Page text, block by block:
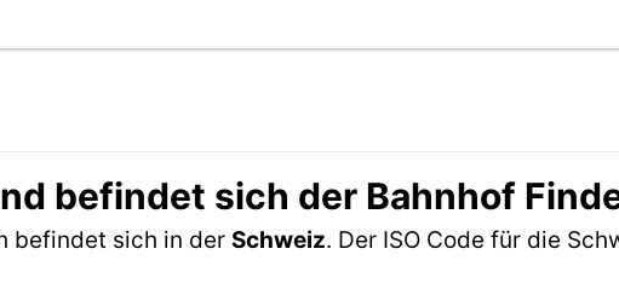
befindet sich der Bahnhof
befindet sich in der Schweiz. Der ISO Code für die